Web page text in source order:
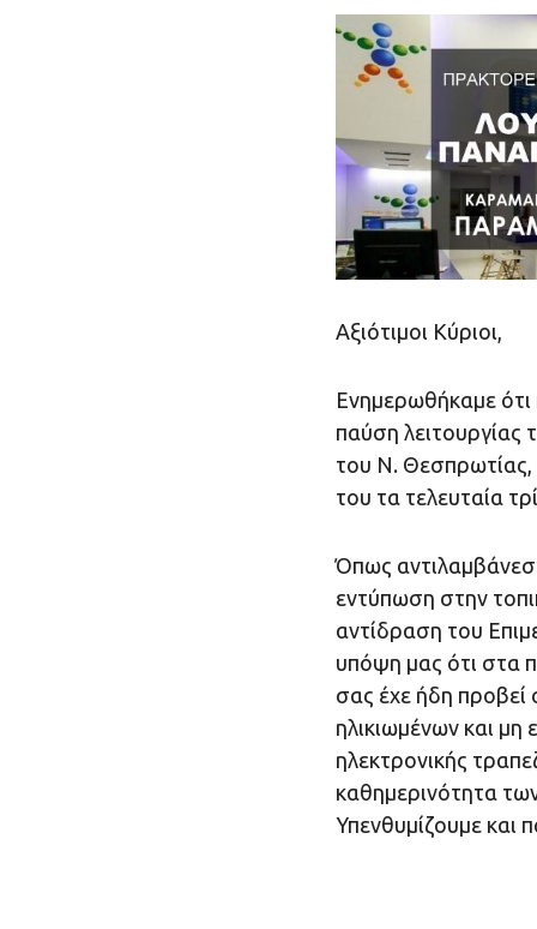
Αξιότιμοι Κύριοι,
Ενημερωθήκαμε ότι
παύση
του Ν. Θεσπρωτίας,
του τα τελευταία
Όπως
εντύπωση στην
αντίδραση του
υπόψη μας ότι στα
σας έχε ήδη
ηλικιωμένων και μη
ηλεκτρονικής
καθημερινότητα
Υπενθυμίζουμε και